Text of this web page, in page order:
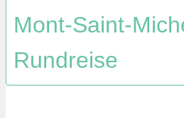
Mont-Saint-
Rundreise